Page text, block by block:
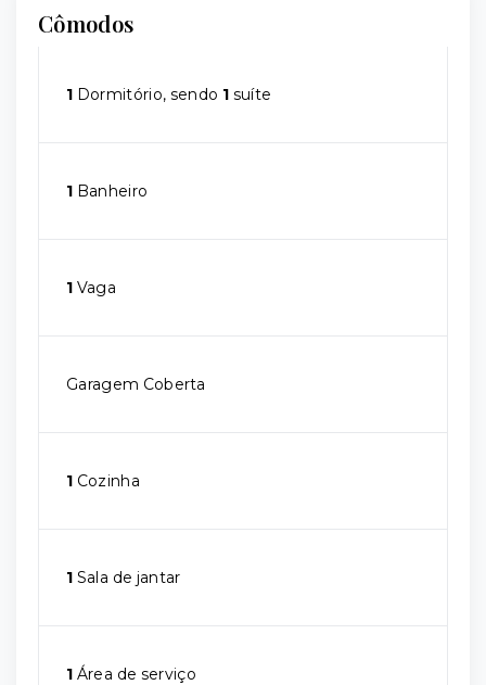
Cômodos
1 Dormitório, sendo 1 suíte
1 Banheiro
1 Vaga
Garagem Coberta
1 Cozinha
1 Sala de jantar
1 Área de serviço